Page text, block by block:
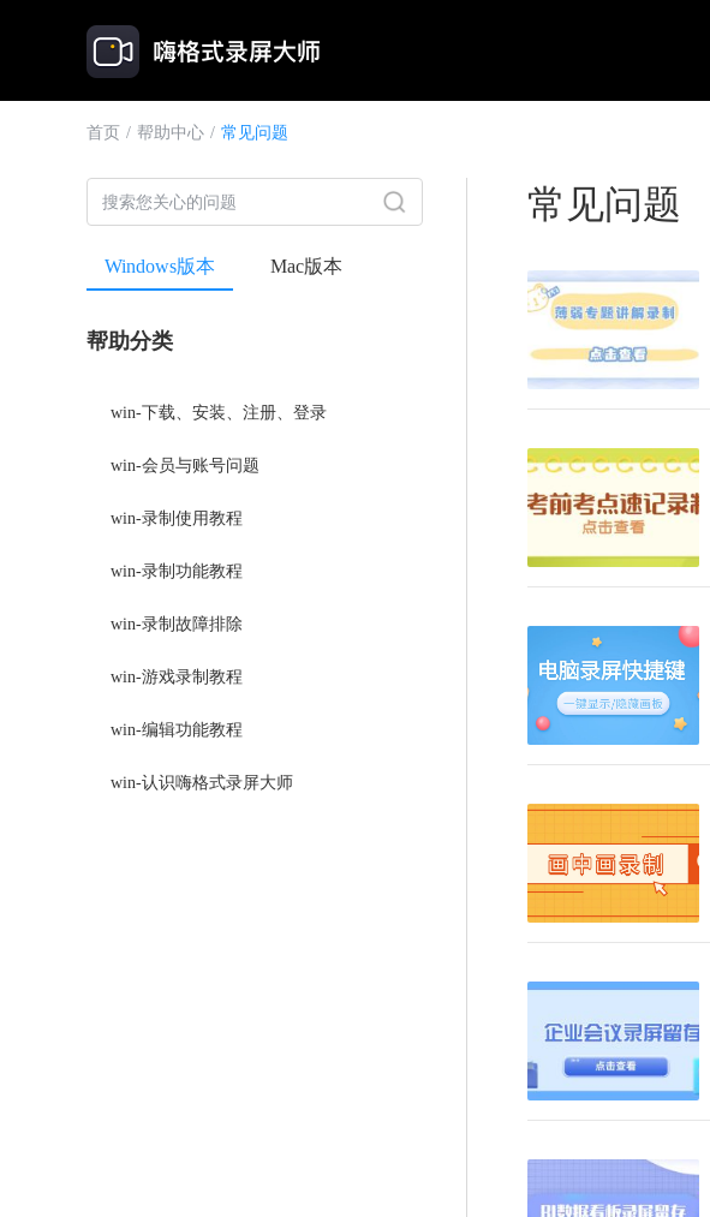
首页 / 帮助中心 / 常见问题
常见问题
Windows版本 Mac版本
帮助分类
win-下载、安装、注册、登录
win-会员与账号问题
win-录制使用教程
win-录制功能教程
win-录制故障排除
win-游戏录制教程
win-编辑功能教程
win-认识嗨格式录屏大师